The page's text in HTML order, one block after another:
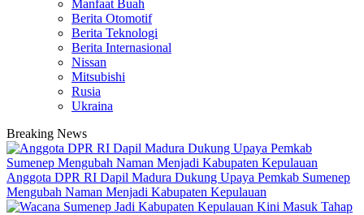
Manfaat Buah
Berita Otomotif
Berita Teknologi
Berita Internasional
Nissan
Mitsubishi
Rusia
Ukraina
Breaking News
Anggota DPR RI Dapil Madura Dukung Upaya Pemkab Sumenep
Mengubah Naman Menjadi Kabupaten Kepulauan